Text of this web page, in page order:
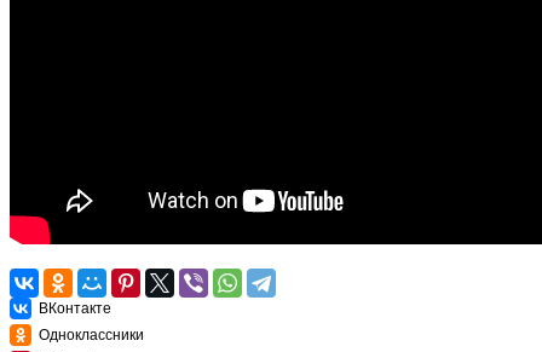
ВКонтакте
Одноклассники